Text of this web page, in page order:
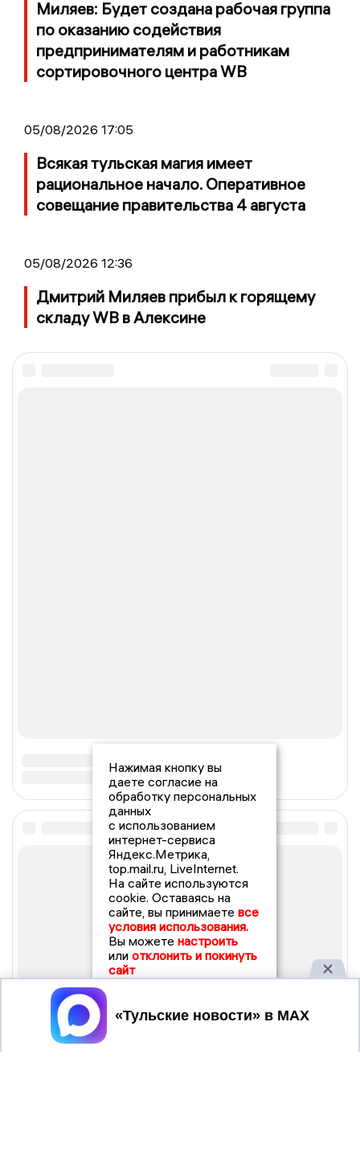
Миляев: Будет создана рабочая группа
по оказанию содействия
предпринимателям и работникам
сортировочного центра WB
05/08/2026 17:05
Всякая тульская магия имеет
рациональное начало. Оперативное
совещание правительства 4 августа
05/08/2026 12:36
Дмитрий Миляев прибыл к горящему
складу WB в Алексине
Нажимая кнопку вы
даете согласие на
обработку персональных
данных
с использованием
интернет-сервиса
Яндекс.Метрика,
top.mail.ru, LiveInternet.
На сайте используются
cookie. Оставаясь на
сайте, вы принимаете все
условия использования.
Вы можете настроить
или отклонить и покинуть
сайт
Принять